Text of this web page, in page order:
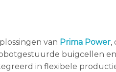
van Prima Power,
buigcellen en
in flexibele